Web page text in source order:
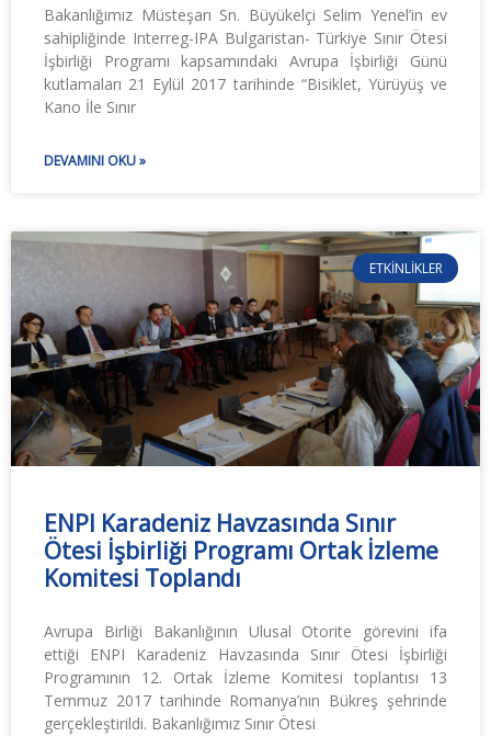
Bakanlığımız Müsteşarı Sn. Büyükelçi Selim Yenel’in ev
sahipliğinde Interreg-IPA Bulgaristan- Türkiye Sınır Ötesi
İşbirliği Programı kapsamındaki Avrupa İşbirliği Günü
kutlamaları 21 Eylül 2017 tarihinde “Bisiklet, Yürüyüş ve
Kano İle Sınır
DEVAMINI OKU »
ETKINLIKLER
ENPI Karadeniz Havzasında Sınır
Ötesi İşbirliği Programı Ortak İzleme
Komitesi Toplandı
Avrupa Birliği Bakanlığının Ulusal Otorite görevini ifa
ettiği ENPI Karadeniz Havzasında Sınır Ötesi İşbirliği
Programının 12. Ortak İzleme Komitesi toplantısı 13
Temmuz 2017 tarihinde Romanya’nın Bükreş şehrinde
gerçekleştirildi. Bakanlığımız Sınır Ötesi